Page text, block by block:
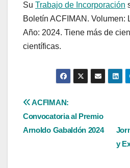
Su Trabajo de Incorporación
Boletín ACFIMAN. Volumen:
Año: 2024. Tiene más de
científicas.
Navegación
de
y
ACFIMAN:
Convocatoria al Premio
Arnoldo Gabaldón 2024